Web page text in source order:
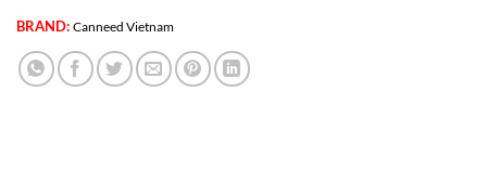
BRAND: Canneed Vietnam